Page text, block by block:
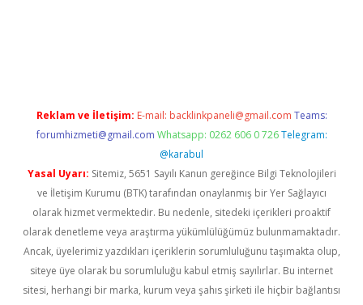
Reklam ve İletişim: E-mail: backlinkpaneli@gmail.com Teams:
forumhizmeti@gmail.com Whatsapp: 0262 606 0 726 Telegram:
@karabul
Yasal Uyarı: Sitemiz, 5651 Sayılı Kanun gereğince Bilgi Teknolojileri
ve İletişim Kurumu (BTK) tarafından onaylanmış bir Yer Sağlayıcı
olarak hizmet vermektedir. Bu nedenle, sitedeki içerikleri proaktif
olarak denetleme veya araştırma yükümlülüğümüz bulunmamaktadır.
Ancak, üyelerimiz yazdıkları içeriklerin sorumluluğunu taşımakta olup,
siteye üye olarak bu sorumluluğu kabul etmiş sayılırlar. Bu internet
sitesi, herhangi bir marka, kurum veya şahıs şirketi ile hiçbir bağlantısı